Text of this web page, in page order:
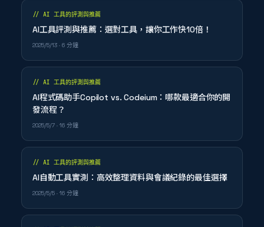
// AI 工具的評測與推薦
AI工具評測與推薦：選對工具，讓你工作快10倍！
2025/5/13 · 6 分鐘
// AI 工具的評測與推薦
AI程式碼助手Copilot vs. Codeium：哪款最適合你的開
發流程？
2025/5/7 · 16 分鐘
// AI 工具的評測與推薦
AI自動工具實測：高效整理資料與會議紀錄的最佳選擇
2025/5/5 · 16 分鐘